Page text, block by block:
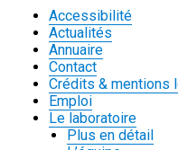
Accessibilité
Actualités
Annuaire
Contact
Crédits & mentions
Emploi
Le laboratoire
Plus en détail